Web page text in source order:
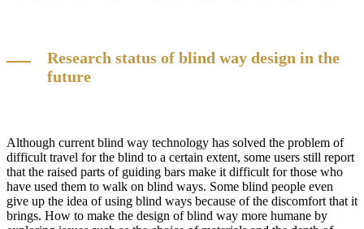
Research status of blind way design in the
future
Although current blind way technology has solved the problem of
difficult travel for the blind to a certain extent, some users still report
that the raised parts of guiding bars make it difficult for those who
have used them to walk on blind ways. Some blind people even
give up the idea of using blind ways because of the discomfort that it
brings. How to make the design of blind way more humane by